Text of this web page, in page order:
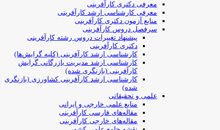
معرفی دکتری کارآفرینی
معرفی کارشناسی ارشد کارآفرینی
منابع آزمون دکتری کارآفرینی
سرفصل دروس کارآفرینی
پیشنهاد تغییرات دروس رشته کارآفرینی
دکتری کارآفرینی
کارشناسی ارشد کارآفرینی (کلیه گرایش‌ها)
کارشناسی ارشد مدیریت بازرگانی گرایش
کارآفرینی (بازنگری شده)
کارشناسی ارشد کارآفرینی کشاورزی (بازنگری
شده)
علمی و تحقیقاتی
منابع علمی خارجی و ایرانی
مقاله‌های فارسی کارآفرینی
مقاله‌های خارجی کارآفرینی